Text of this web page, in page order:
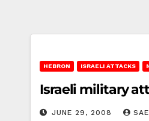
HEBRON ISRAELI ATTACKS
Israeli military
JUNE 29, 2008